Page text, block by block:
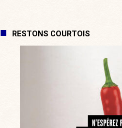
RESTONS COURTOIS